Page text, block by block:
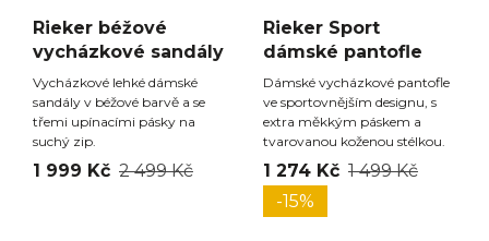
Rieker béžové
vycházkové sandály
Vycházkové lehké dámské
sandály v béžové barvě a se
třemi upínacími pásky na
suchý zip.
1 999 Kč 2 499 Kč
Rieker Sport
dámské pantofle
Dámské vycházkové pantofle
ve sportovnějším designu, s
extra měkkým páskem a
tvarovanou koženou stélkou.
1 274 Kč 1 499 Kč
-15%